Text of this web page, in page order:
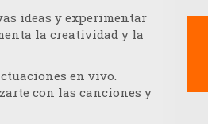
ideas y experimentar
la creatividad y la
en vivo.
con las canciones y